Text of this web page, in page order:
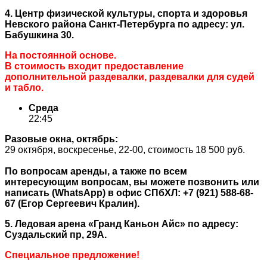
4. Центр физической культуры, спорта и здоровья
Невского района Санкт-Петербурга по адресу: ул.
Бабушкина 30.
На постоянной основе.
В стоимость входит предоставление
дополнительной раздевалки, раздевалки для судей
и табло.
Среда
22:45
Разовые окна, октябрь:
29 октября, воскресенье, 22-00, стоимость 18 500 руб.
По вопросам аренды, а также по всем
интересующим вопросам, вы можете позвонить или
написать (WhatsApp) в офис СПбХЛ: +7 (921) 588-68-
67 (Егор Сергеевич Кралин).
5. Ледовая арена «Гранд Каньон Айс» по адресу:
Суздальский пр, 29А.
Специальное предложение!